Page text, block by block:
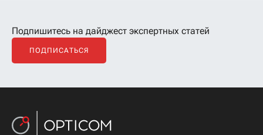
Подпишитесь на дайджест экспертных статей
ПОДПИСАТЬСЯ